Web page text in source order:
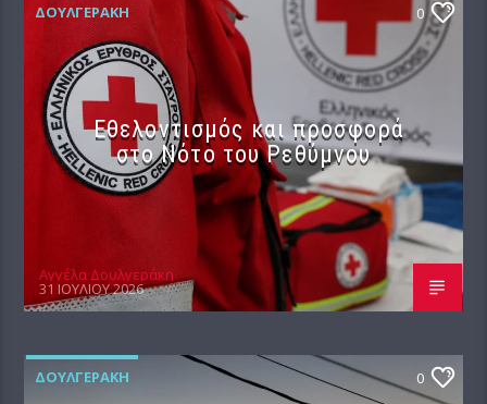
ΔΟΥΛΓΕΡΆΚΗ 0
Εθελοντισμός και προσφορά
στο Νότο του Ρεθύμνου
Αγγέλα Δουλγεράκη
31 ΙΟΥΛΊΟΥ 2026
ΔΟΥΛΓΕΡΆΚΗ 0